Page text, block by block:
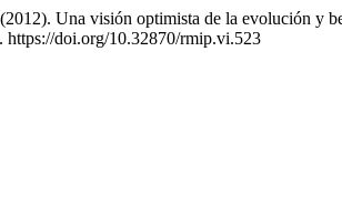
Una visión optimista de la evolución y
https://doi.org/10.32870/rmip.vi.523